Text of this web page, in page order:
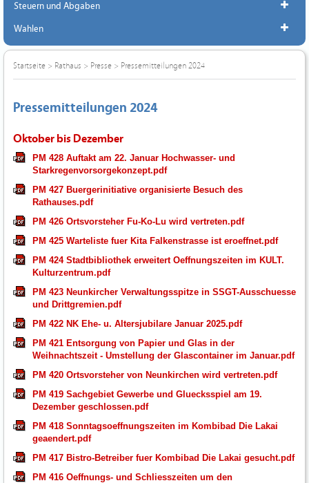
Steuern und Abgaben
Wahlen
Startseite > Rathaus > Presse > Pressemitteilungen 2024
Pressemitteilungen 2024
Oktober bis Dezember
PM 428 Auftakt am 22. Januar Hochwasser- und
Starkregenvorsorgekonzept.pdf
PM 427 Buergerinitiative organisierte Besuch des
Rathauses.pdf
PM 426 Ortsvorsteher Fu-Ko-Lu wird vertreten.pdf
PM 425 Warteliste fuer Kita Falkenstrasse ist eroeffnet.pdf
PM 424 Stadtbibliothek erweitert Oeffnungszeiten im KULT.
Kulturzentrum.pdf
PM 423 Neunkircher Verwaltungsspitze in SSGT-Ausschuesse
und Drittgremien.pdf
PM 422 NK Ehe- u. Altersjubilare Januar 2025.pdf
PM 421 Entsorgung von Papier und Glas in der
Weihnachtszeit - Umstellung der Glascontainer im Januar.pdf
PM 420 Ortsvorsteher von Neunkirchen wird vertreten.pdf
PM 419 Sachgebiet Gewerbe und Gluecksspiel am 19.
Dezember geschlossen.pdf
PM 418 Sonntagsoeffnungszeiten im Kombibad Die Lakai
geaendert.pdf
PM 417 Bistro-Betreiber fuer Kombibad Die Lakai gesucht.pdf
PM 416 Oeffnungs- und Schliesszeiten um den